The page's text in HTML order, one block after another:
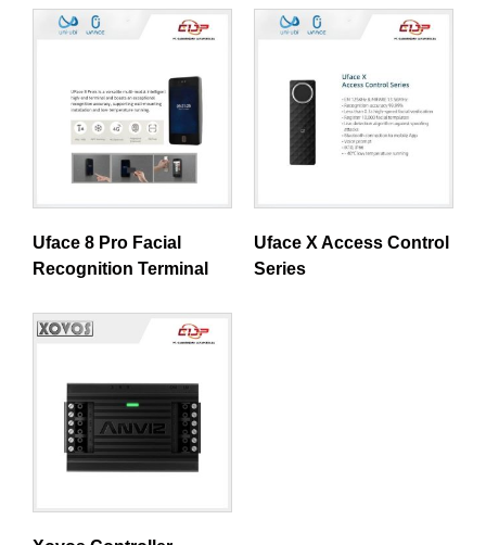
Uface 8 Pro Facial
Recognition Terminal
Uface X Access Control
Series